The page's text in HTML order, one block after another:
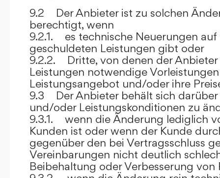
9.2 Der Anbieter ist zu solchen
berechtigt, wenn
9.2.1. es technische Neuerungen
geschuldeten Leistungen gibt oder
9.2.2. Dritte, von denen der Anbieter
Leistungen notwendige
Leistungsangebot und/oder ihre
9.3 Der Anbieter behält sich darüber
und/oder Leistungskonditionen zu
9.3.1. wenn die Änderung lediglich
Kunden ist oder wenn der Kunde
gegenüber den bei Vertragsschluss
Vereinbarungen nicht deutlich
Beibehaltung oder Verbesserung